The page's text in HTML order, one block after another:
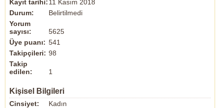
Kayıt tarihi:11 Kasım 2018
Durum:
Belirtilmedi
Yorum
sayısı:
5625
Üye puanı: 541
Takipçileri: 98
Takip
edilen:
1
Kişisel Bilgileri
Cinsiyet:
Kadın